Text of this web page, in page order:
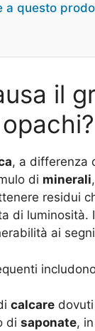
a questo
il
, a differenza
di minerali,
residui
di luminosità.
ai
calcare
di saponate,